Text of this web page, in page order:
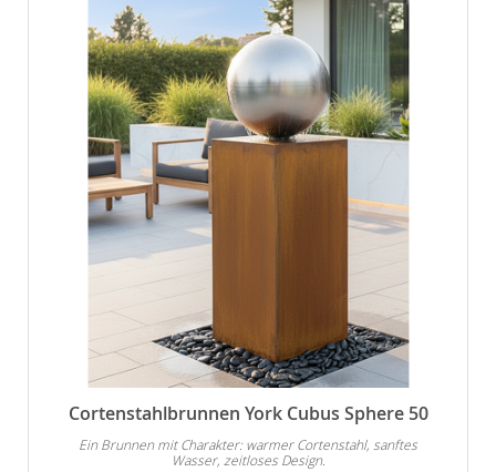
Cortenstahlbrunnen York Cubus Sphere 50
Ein Brunnen mit Charakter: warmer Cortenstahl, sanftes
Wasser, zeitloses Design.